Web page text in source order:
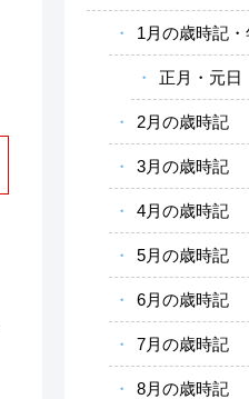
1月の歳時記
正月・元日
2月の歳時記
3月の歳時記
4月の歳時記
5月の歳時記
6月の歳時記
7月の歳時記
8月の歳時記